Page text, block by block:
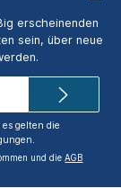
erscheinenden
sein, über neue
gelten die
.
und dieAGB